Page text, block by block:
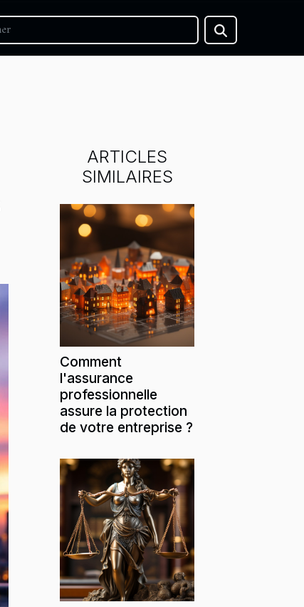
ARTICLES
SIMILAIRES
Comment
l'assurance
professionnelle
assure la protection
de votre entreprise ?